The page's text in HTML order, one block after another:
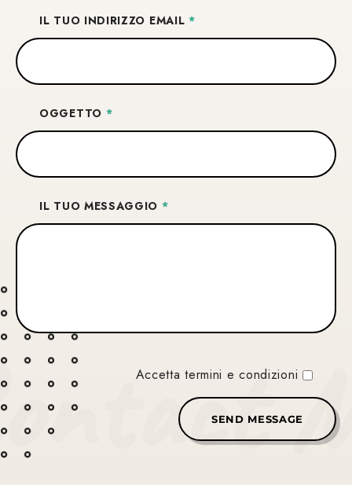
IL TUO INDIRIZZO EMAIL*
OGGETTO *
IL TUO MESSAGGIO *
Accetta termini e condizioni
SEND MESSAGE